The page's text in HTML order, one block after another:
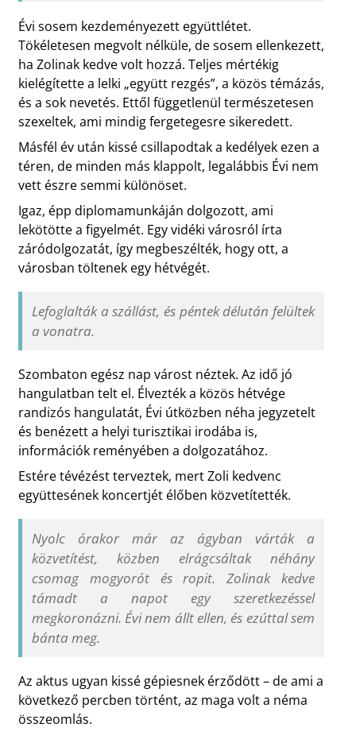
Évi sosem kezdeményezett együttlétet.
Tökéletesen megvolt nélküle, de sosem ellenkezett,
ha Zolinak kedve volt hozzá. Teljes mértékig
kielégítette a lelki „együtt rezgés”, a közös témázás,
és a sok nevetés. Ettől függetlenül természetesen
szexeltek, ami mindig fergetegesre sikeredett.
Másfél év után kissé csillapodtak a kedélyek ezen a
téren, de minden más klappolt, legalábbis Évi nem
vett észre semmi különöset.
Igaz, épp diplomamunkáján dolgozott, ami
lekötötte a figyelmét. Egy vidéki városról írta
záródolgozatát, így megbeszélték, hogy ott, a
városban töltenek egy hétvégét.
Lefoglalták a szállást, és péntek délután felültek
a vonatra.
Szombaton egész nap várost néztek. Az idő jó
hangulatban telt el. Élvezték a közös hétvége
randizós hangulatát, Évi útközben néha jegyzetelt
és benézett a helyi turisztikai irodába is,
információk reményében a dolgozatához.
Estére tévézést terveztek, mert Zoli kedvenc
együttesének koncertjét élőben közvetítették.
Nyolc órakor már az ágyban várták a
közvetítést, közben elrágcsáltak néhány
csomag mogyorót és ropit. Zolinak kedve
támadt a napot egy szeretkezéssel
megkoronázni. Évi nem állt ellen, és ezúttal sem
bánta meg.
Az aktus ugyan kissé gépiesnek érződött – de ami a
következő percben történt, az maga volt a néma
összeomlás.